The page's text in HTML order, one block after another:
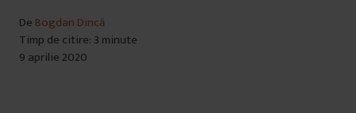
De Bogdan Dincă
Timp de citire: 3 minute
9 aprilie 2020